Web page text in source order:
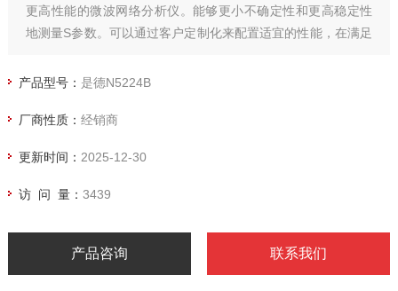
更高性能的微波网络分析仪。能够更小不确定性和更高稳定性
地测量S参数。可以通过客户定制化来配置适宜的性能，在满足
产品型号： 是德N5224B
厂商性质： 经销商
更新时间： 2025-12-30
访 问 量： 3439
产品咨询 联系我们